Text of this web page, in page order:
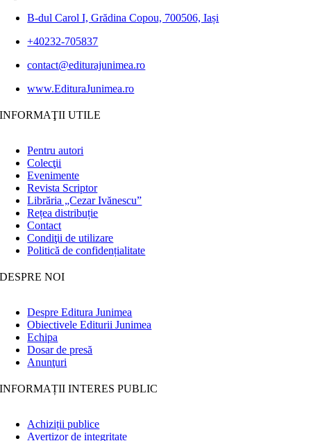
B-dul Carol I, Grădina Copou, 700506, Iași
+40232-705837
contact@editurajunimea.ro
www.EdituraJunimea.ro
INFORMAŢII UTILE
Pentru autori
Colecţii
Evenimente
Revista Scriptor
Librăria „Cezar Ivănescu”
Rețea distribuție
Contact
Condiţii de utilizare
Politică de confidențialitate
DESPRE NOI
Despre Editura Junimea
Obiectivele Editurii Junimea
Echipa
Dosar de presă
Anunţuri
INFORMAȚII INTERES PUBLIC
Achiziții publice
Avertizor de integritate